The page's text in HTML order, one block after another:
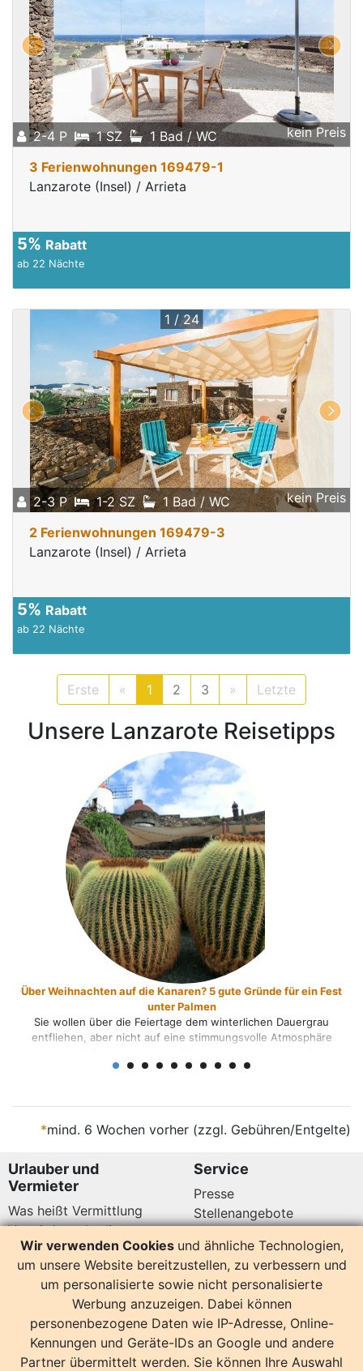
2-4 P 1 SZ 1 Bad / WC kein Preis
3 Ferienwohnungen 169479-1
Lanzarote (Insel) / Arrieta
5% Rabatt
ab 22 Nächte
2-3 P 1-2 SZ 1 Bad / WC kein Preis
1 / 24
2 Ferienwohnungen 169479-3
Lanzarote (Insel) / Arrieta
5% Rabatt
ab 22 Nächte
Erste « 1 2 3 » Letzte
Unsere Lanzarote Reisetipps
5 gute Gründe für ein Fest
dem winterlichen Dauergrau
stimmungsvolle Atmosphäre
bei 20 bis 25 Grad die
Die 5 schönsten
Auf den sieben Kanarischen
allen Facetten: Endlos lange
Dünenlandschaften … Mit der
*mind. 6 Wochen vorher (zzgl. Gebühren/Entgelte)
Urlauber und
Vermieter
Was heißt Vermittlung
Vermittlungsbedingungen
Datenschutz
Service
Presse
Stellenangebote
Kundenbewertungen
14160 Bewertungen
Hier sind wir auch
Wir verwenden Cookies und ähnliche Technologien,
um unsere Website bereitzustellen, zu verbessern und
um personalisierte sowie nicht personalisierte
Werbung anzuzeigen. Dabei können
personenbezogene Daten wie IP-Adresse, Online-
Kennungen und Geräte-IDs an Google und andere
Partner übermittelt werden. Sie können Ihre Auswahl